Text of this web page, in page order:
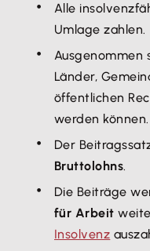
Alle
Umlage zahlen.
Ausgenommen
Länder,
öffentlichen
werden können.
Der
Bruttolohns.
Die Beiträge
für Arbeit
Insolvenz